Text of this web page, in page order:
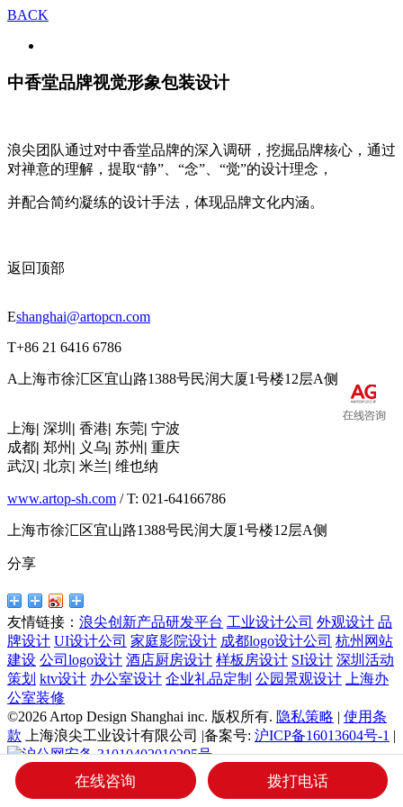
BACK
中香堂品牌视觉形象包装设计
浪尖团队通过对中香堂品牌的深入调研，挖掘品牌核心，通过
对禅意的理解，提取“静”、“念”、“觉”的设计理念，
并配合简约凝练的设计手法，体现品牌文化内涵。
返回顶部
Eshanghai@artopcn.com
T+86 21 6416 6786
A上海市徐汇区宜山路1388号民润大厦1号楼12层A侧
上海| 深圳 | 香港| 东莞| 宁波
成都| 郑州 | 义乌| 苏州 | 重庆
武汉| 北京| 米兰| 维也纳
www.artop-sh.com / T: 021-64166786
上海市徐汇区宜山路1388号民润大厦1号楼12层A侧
分享
友情链接： 浪尖创新产品研发平台 工业设计公司 外观设计 品
牌设计 UI设计公司 家庭影院设计 成都logo设计公司 杭州网站
建设 公司logo设计 酒店厨房设计 样板房设计 SI设计 深圳活动
策划 ktv设计 办公室设计 企业礼品定制 公园景观设计 上海办
公室装修
©2026 Artop Design Shanghai inc. 版权所有. 隐私策略 | 使用条
款 上海浪尖工业设计有限公司 |备案号: 沪ICP备16013604号-1 |
沪公网安备 31010402010295号
网站地图
关于我们
在线咨询 拨打电话